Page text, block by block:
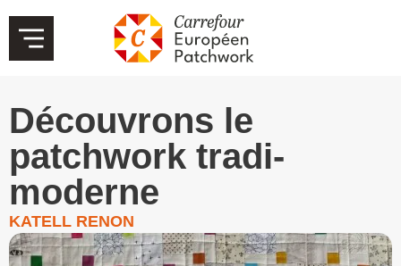
Découvrons le
patchwork tradi-
moderne
KATELL RENON